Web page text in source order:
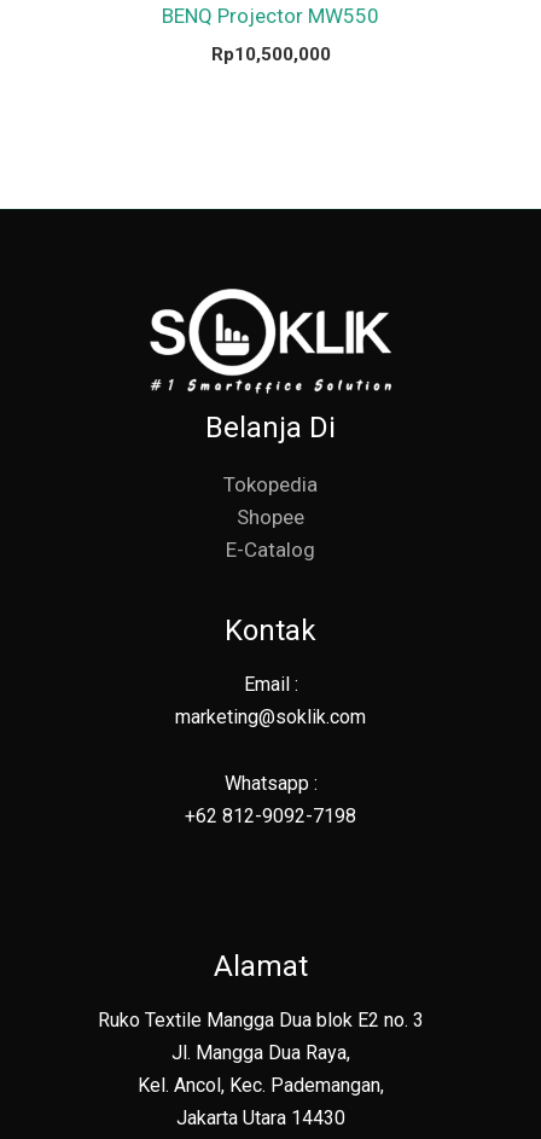
BENQ Projector MW550
Rp10,500,000
Belanja Di
Tokopedia
Shopee
E-Catalog
Kontak
Email :
marketing@soklik.com
Whatsapp :
+62 812-9092-7198
Alamat
Ruko Textile Mangga Dua blok E2 no. 3
Jl. Mangga Dua Raya,
Kel. Ancol, Kec. Pademangan,
Jakarta Utara 14430